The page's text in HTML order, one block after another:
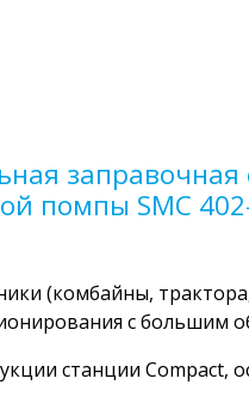
помпы SMC
(комбайны,
с большим
станции